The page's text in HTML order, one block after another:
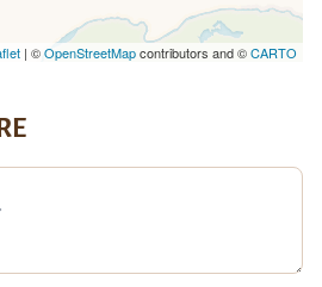
| ©OpenStreetMapcontributors and ©CARTO